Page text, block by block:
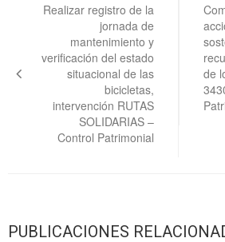
entradas
Realizar registro de la
jornada de
mantenimiento y
verificación del estado
situacional de las
bicicletas,
intervención RUTAS
SOLIDARIAS –
Control Patrimonial
de
PUBLICACIONES